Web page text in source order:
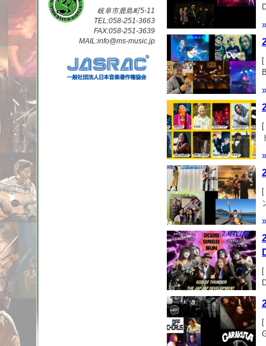
岐阜市鹿島町5-11
TEL:058-251-3663
FAX:058-251-3639
MAIL:info@ms-music.jp